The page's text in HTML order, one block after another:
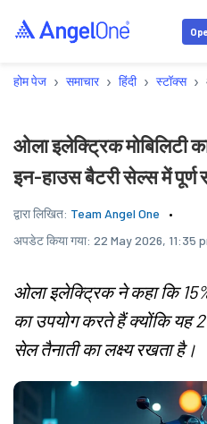
होम पेज › समाचार › हिंदी › स्टॉक्स ›
ओला इलेक्ट्रिक मोबिलिटी
इन-हाउस बैटरी सेल्स में
द्वारा लिखित: Team Angel One
अपडेट किया गया: 22 May 2026, 11:35
ओला इलेक्ट्रिक ने कहा कि
का उपयोग करते हैं क्योंकि यह
सेल तैनाती का लक्ष्य रखता है।